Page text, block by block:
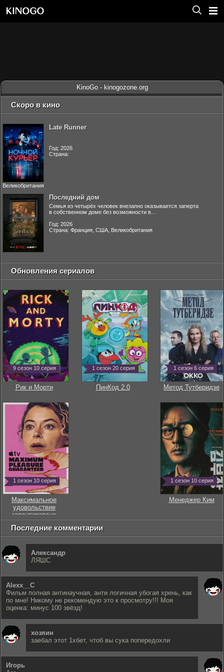
KinoGo - kinogozone.org
Скоро в кино
Late Runner
Год: 2026
Страна:
Великобритания
Последний дом
Семья из четырёх человек внезапно оказывается заперта
в собственном доме без возможности в...
Год: 2026
Страна: Франция, США, Великобритания
Обновления сериалов
9 сезон 10 серия
Рик и Морти
1 сезон 20 серия
ПинКод 2.0
1 сезон 6 серия
Метод Тутберидзе
1 сезон 10 серия
Максимальное
удовольствие
гарантировано
1 сезон 10 серия
Менеджер Ким
Последние комментарии
Александр
ЛЯШС
Alexx__C
Фильм полная антинаучная, анти логичная убогая хрень, как
по мне! Никому не рекомендую это к просмотру!!! Моя
оценка: минус 100 звёзд!
хозяин
заебал этот 1хбет, чтоб вы сука попередохли
Игорь